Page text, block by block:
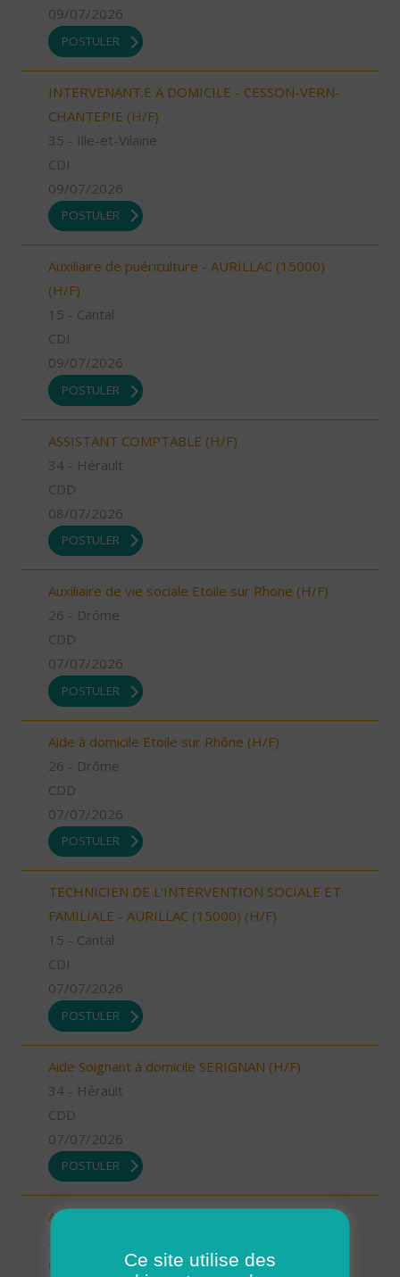
09/07/2026
POSTULER
INTERVENANT.E A DOMICILE - CESSON-VERN-
CHANTEPIE (H/F)
35 - Ille-et-Vilaine
CDI
09/07/2026
POSTULER
Auxiliaire de puériculture - AURILLAC (15000)
(H/F)
15 - Cantal
CDI
09/07/2026
POSTULER
ASSISTANT COMPTABLE (H/F)
34 - Hérault
CDD
08/07/2026
POSTULER
Auxiliaire de vie sociale Etoile sur Rhone (H/F)
26 - Drôme
CDD
07/07/2026
POSTULER
Aide à domicile Etoile sur Rhône (H/F)
26 - Drôme
CDD
07/07/2026
POSTULER
TECHNICIEN DE L'INTERVENTION SOCIALE ET
FAMILIALE - AURILLAC (15000) (H/F)
15 - Cantal
CDI
07/07/2026
POSTULER
Aide Soignant à domicile SERIGNAN (H/F)
34 - Hérault
CDD
07/07/2026
POSTULER
Aide Soignant à domicile SERIGNAN (H/F)
Ce site utilise des